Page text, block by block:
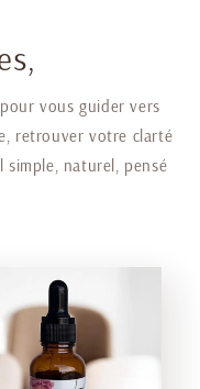
vous guider vers
retrouver votre clarté
naturel, pensé